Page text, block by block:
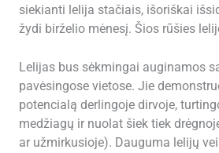
siekianti lelija stačiais, išoriškai
žydi birželio mėnesį. Šios rūšies
Lelijas bus sėkmingai auginamos
pavėsingose ​​vietose. Jie
potencialą derlingoje dirvoje,
medžiagų ir nuolat šiek tiek
ar užmirkusioje). Dauguma lelijų